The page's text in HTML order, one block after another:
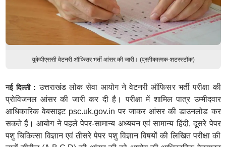
यूकेपीएससी वेटनरी ऑफिसर भर्ती आंसर की जारी। (प्रतीकात्मक-शटरस्टॉक)
नई दिल्ली :उत्तराखंड लोक सेवा आयोग ने वेटनरी ऑफिसर भर्ती परीक्षा की
प्रोविजनल आंसर की जारी कर दी है। परीक्षा में शामिल पात्र उम्मीदवार
आधिकारिक वेबसाइट psc.uk.gov.in पर जाकर आंसर की डाउनलोड कर
सकते हैं। आयोग ने पहले पेपर-सामान्य अध्ययन एवं सामान्य हिंदी, दूसरे पेपर
पशु चिकित्सा विज्ञान एवं तीसरे पेपर पशु विज्ञान विषयों की लिखित परीक्षा की